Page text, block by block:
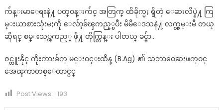
က်န္းမာေရးနဲ႔ ပတ္ဝန္းက်င္ အတြက္ ထိခိုက္မႈ ရွိတဲ့ ေဆးလိပ္နဲ႔ ကြ
မ္းယာစားသုံးမႈကို ေလ်ာ့ခ်ၾကည့္ၿပီး မိမိေဒသနဲ႔ လက္လွမ္းမီ တယ္
ဆိုရင္ စမ္းသပ္ၾကည့္ ဖို႔ တိုက္တြန္း ပါတယ္ ခင္ဗ်ာ…
ဇင္ထူးနိုင္ ကိုးကားခ်က္ မင္းဝင္းထိန္ (B.Ag) ၏ သဘာဝေဆးဖက္ဝင္
အေၾကာတစ္ေထာင္ပင္
Post Views: 193